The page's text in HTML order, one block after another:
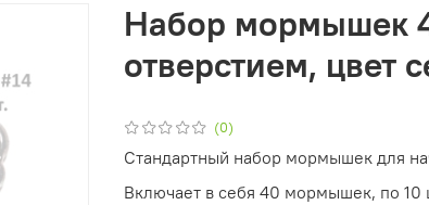
(0)
Набор мормышек
отверстием, цвет
Стандартный набор мормышек для
Включает в себя 40 мормышек, по 10